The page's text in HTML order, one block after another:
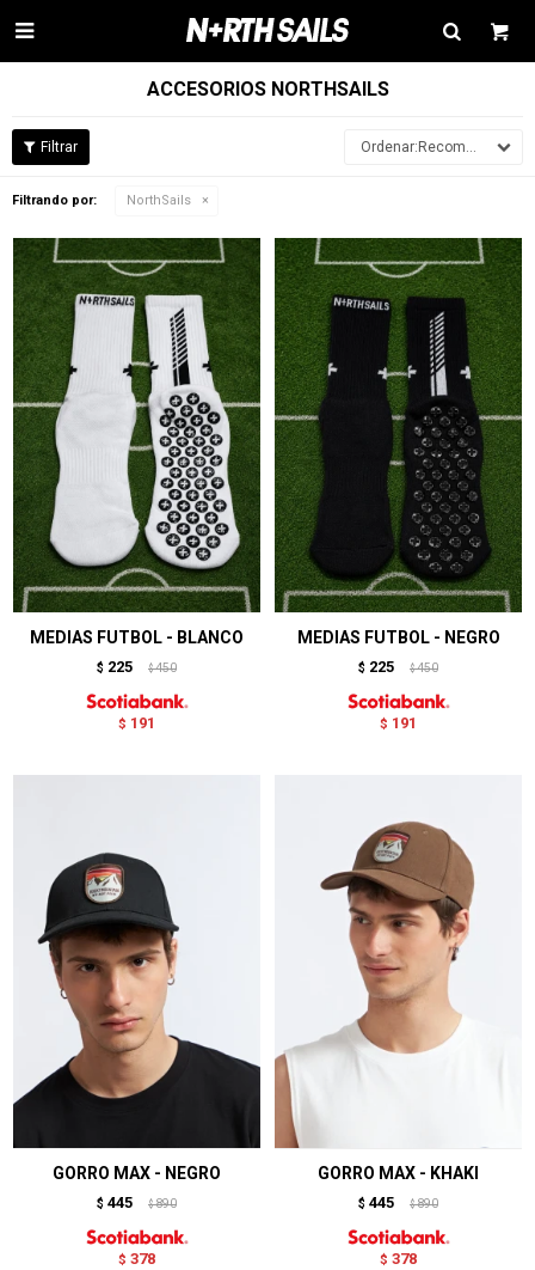

ACCESORIOS NORTHSAILS
Recomendados
Filtrando por: NorthSails
MEDIAS FUTBOL - BLANCO
$ 225 $ 450
$ 191
MEDIAS FUTBOL - NEGRO
$ 225 $ 450
$ 191
GORRO MAX - NEGRO
$ 445 $ 890
$ 378
GORRO MAX - KHAKI
$ 445 $ 890
$ 378